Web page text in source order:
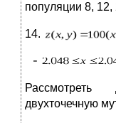
популяции 8, 12,
14.
Рассмотреть
двухточечную